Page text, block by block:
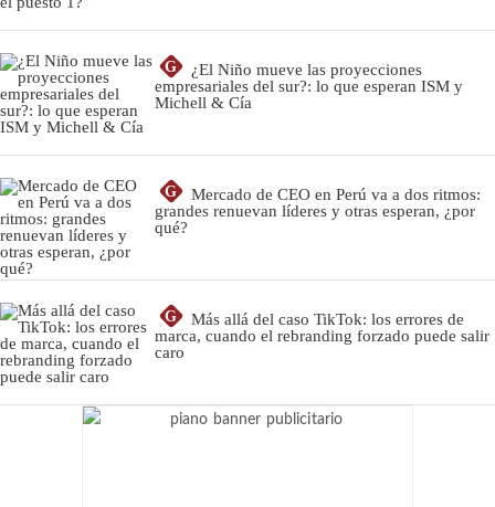
G
¿El Niño mueve las proyecciones
empresariales del sur?: lo que esperan ISM y
Michell & Cía
G
Mercado de CEO en Perú va a dos ritmos:
grandes renuevan líderes y otras esperan, ¿por
qué?
G
Más allá del caso TikTok: los errores de
marca, cuando el rebranding forzado puede salir
caro